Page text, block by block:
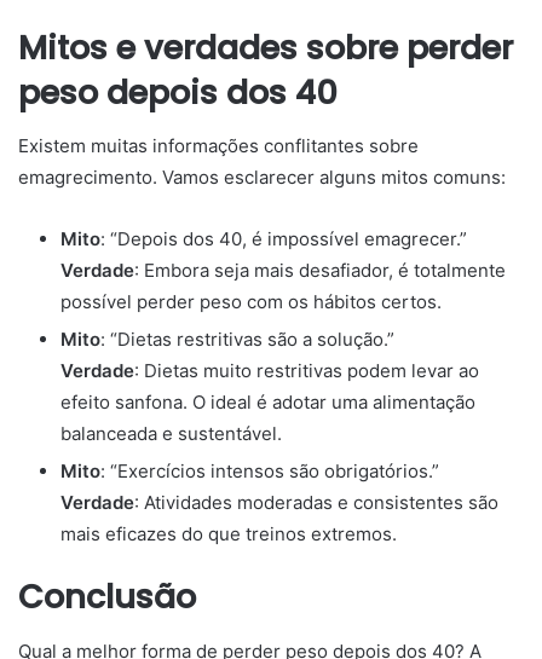
Mitos e verdades sobre perder
peso depois dos 40
Existem muitas informações conflitantes sobre
emagrecimento. Vamos esclarecer alguns mitos comuns:
Mito: “Depois dos 40, é impossível emagrecer.”
Verdade: Embora seja mais desafiador, é totalmente
possível perder peso com os hábitos certos.
Mito: “Dietas restritivas são a solução.”
Verdade: Dietas muito restritivas podem levar ao
efeito sanfona. O ideal é adotar uma alimentação
balanceada e sustentável.
Mito: “Exercícios intensos são obrigatórios.”
Verdade: Atividades moderadas e consistentes são
mais eficazes do que treinos extremos.
Conclusão
Qual a melhor forma de perder peso depois dos 40? A